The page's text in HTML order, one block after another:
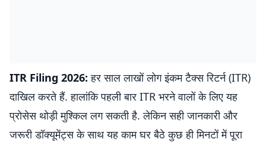
ITR Filing 2026:हर साल लाखों लोग इंकम टैक्स रिटर्न (ITR)
दाखिल करते हैं. हालांकि पहली बार ITR भरने वालों के लिए यह
प्रोसेस थोड़ी मुश्किल लग सकती है. लेकिन सही जानकारी और
जरूरी डॉक्यूमेंट्स के साथ यह काम घर बैठे कुछ ही मिनटों में पूरा